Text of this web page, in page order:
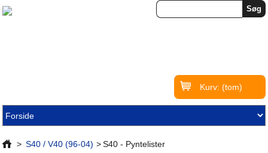
Kurv: (tom)
> S40 / V40 (96-04) > S40 - Pyntelister